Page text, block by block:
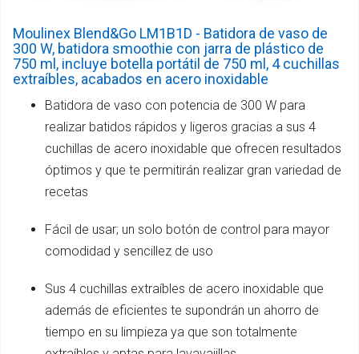
Moulinex Blend&Go LM1B1D - Batidora de vaso de
300 W, batidora smoothie con jarra de plástico de
750 ml, incluye botella portátil de 750 ml, 4 cuchillas
extraíbles, acabados en acero inoxidable
Batidora de vaso con potencia de 300 W para
realizar batidos rápidos y ligeros gracias a sus 4
cuchillas de acero inoxidable que ofrecen resultados
óptimos y que te permitirán realizar gran variedad de
recetas
Fácil de usar; un solo botón de control para mayor
comodidad y sencillez de uso
Sus 4 cuchillas extraíbles de acero inoxidable que
además de eficientes te supondrán un ahorro de
tiempo en su limpieza ya que son totalmente